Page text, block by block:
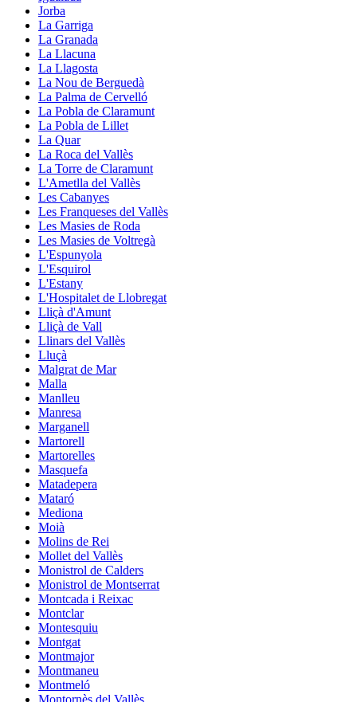
Jorba
La Garriga
La Granada
La Llacuna
La Llagosta
La Nou de Berguedà
La Palma de Cervelló
La Pobla de Claramunt
La Pobla de Lillet
La Quar
La Roca del Vallès
La Torre de Claramunt
L'Ametlla del Vallès
Les Cabanyes
Les Franqueses del Vallès
Les Masies de Roda
Les Masies de Voltregà
L'Espunyola
L'Esquirol
L'Estany
L'Hospitalet de Llobregat
Lliçà d'Amunt
Lliçà de Vall
Llinars del Vallès
Lluçà
Malgrat de Mar
Malla
Manlleu
Manresa
Marganell
Martorell
Martorelles
Masquefa
Matadepera
Mataró
Mediona
Moià
Molins de Rei
Mollet del Vallès
Monistrol de Calders
Monistrol de Montserrat
Montcada i Reixac
Montclar
Montesquiu
Montgat
Montmajor
Montmaneu
Montmeló
Montornès del Vallès